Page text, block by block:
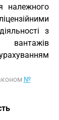
належного
з
№